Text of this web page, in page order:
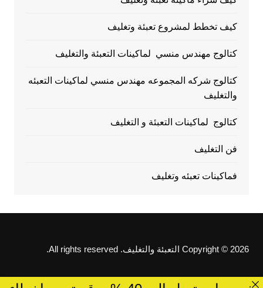
كيف تخطط لمشروع تعبئة وتغليف
كتالوج مهندس منسي لماكينات التعبئة والتغليف
كتالوج شركه المجموعه مهندس منسي لماكينات التعبئه
والتغليف
كتالوج لماكينات التعبئة و التغليف
فن التغليف
فماكينات تعبئه وتغليف
Copyright © 2026 التعبئة والتغليف. All rights reserved.